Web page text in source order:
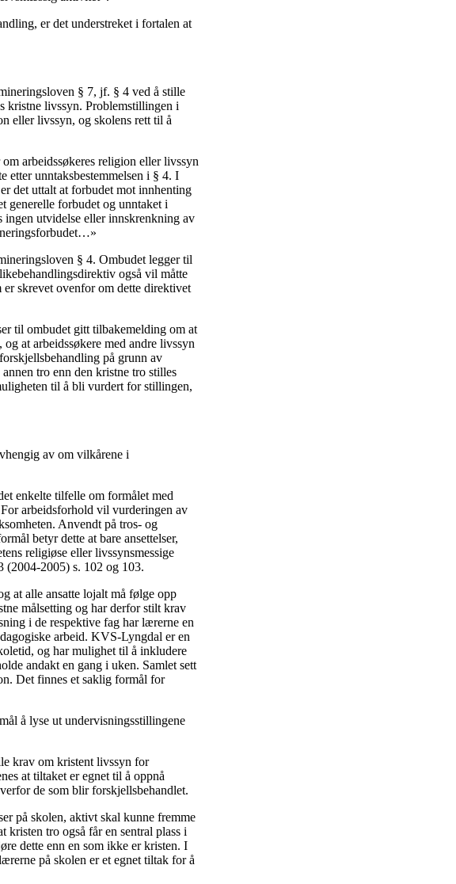
er det understreket i fortalen at
§ 7, jf. § 4 ved å stille
kristne livssyn. Problemstillingen i
eller livssyn, og skolens rett til å
arbeidssøkeres religion eller livssyn
etter unntaksbestemmelsen i § 4. I
det uttalt at forbudet mot innhenting
generelle forbudet og unntaket i
ingen utvidelse eller innskrenkning av
§ 4. Ombudet legger til
også vil måtte
skrevet ovenfor om dette direktivet
til ombudet gitt tilbakemelding om at
at arbeidssøkere med andre livssyn
på grunn av
tro enn den kristne tro stilles
til å bli vurdert for stillingen,
av om vilkårene i
enkelte tilfelle om formålet med
arbeidsforhold vil vurderingen av
Anvendt på tros- og
betyr dette at bare ansettelser,
religiøse eller livssynsmessige
(2004-2005) s. 102 og 103.
at alle ansatte lojalt må følge opp
målsetting og har derfor stilt krav
i de respektive fag har lærerne en
arbeid. KVS-Lyngdal er en
og har mulighet til å inkludere
andakt en gang i uken. Samlet sett
Det finnes et saklig formål for
å lyse ut undervisningsstillingene
krav om kristent livssyn for
at tiltaket er egnet til å oppnå
de som blir forskjellsbehandlet.
på skolen, aktivt skal kunne fremme
tro også får en sentral plass i
dette enn en som ikke er kristen. I
på skolen er et egnet tiltak for å